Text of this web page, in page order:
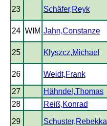
23 Schäfer,Reyk
24 WIM Jahn,Constanze
25 Klyszcz,Michael
26 Weidt,Frank
27 Hähndel,Thomas
28
Reiß,Konrad
29 Schuster,Rebekka